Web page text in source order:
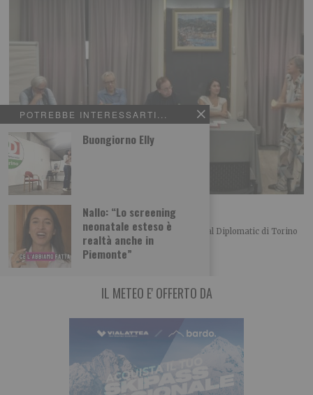
POTREBBE INTERESSARTI...
Buongiorno Elly
Nallo: “Lo screening
neonatale esteso è
realtà anche in
Piemonte”
L’importanza del centro in politica
Merlo, Nallo e Giachino a confronto Bel convegno al Diplomatic di Torino
organizzato dalla UDC torinese
IL METEO E' OFFERTO DA